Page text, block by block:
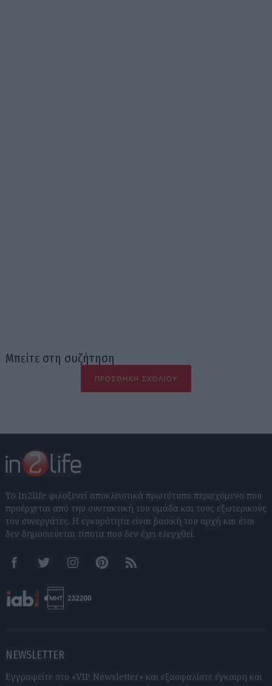
Μπείτε στη συζήτηση
ΠΡΟΣΘΉΚΗ ΣΧΟΛΊΟΥ
Το In2life φιλοξενεί αποκλειστικά πρωτότυπο περιεχόμενο που
προέρχεται από την συντακτική του ομάδα και τους εξωτερικούς
του συνεργάτες. Η εγκυρότητα είναι βασική του αρχή και έτσι
δεν δημοσιεύεται τίποτα που δεν έχει ελεγχθεί.
FacebookTwitter InstagramPinterestRSS feeds
NEWSLETTER
Εγγραφείτε στο «VIP Newsletter» και εξασφαλίστε έγκαιρη και